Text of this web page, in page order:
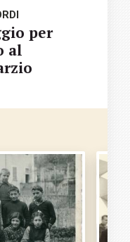
per
al